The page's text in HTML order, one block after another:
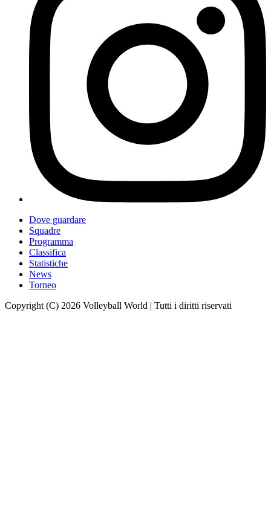
Dove guardare
Squadre
Programma
Classifica
Statistiche
News
Torneo
Copyright (C) 2026 Volleyball World | Tutti i diritti riservati